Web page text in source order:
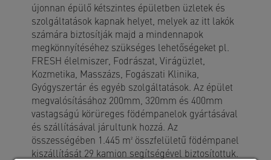
újonnan épülő kétszintes épületben üzletek és
szolgáltatások kapnak helyet, melyek az itt lakók
számára biztosítják majd a mindennapok
megkönnyítéséhez szükséges lehetőségeket pl.
FRESH élelmiszer, Fodrászat, Virágüzlet,
Kozmetika, Masszázs, Fogászati Klinika,
Gyógyszertár és egyéb szolgáltatások. Az épület
megvalósításához 200mm, 320mm és 400mm
vastagságú körüreges födémpanelok gyártásával
és szállításával járultunk hozzá. Az
összességében 1.445 m² összfelületű födémpanel
kiszállítását 29 kamion segítségével biztosítottuk.